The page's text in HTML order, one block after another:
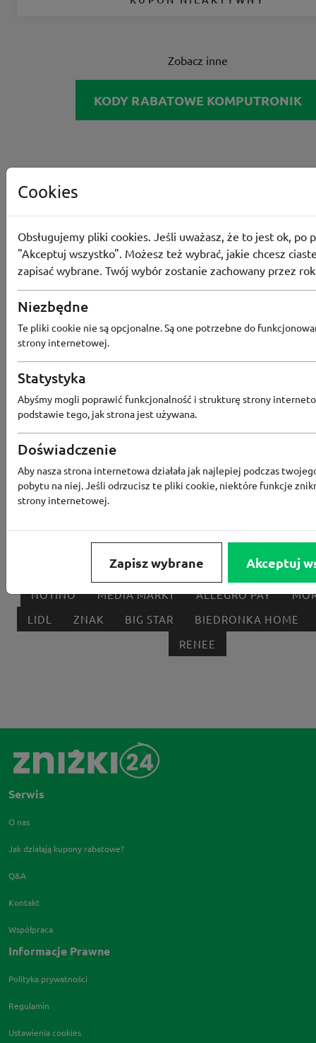
Zobacz inne
KODY RABATOWE KOMPUTRONIK
Popularne sklepy
RTV EURO AGD MODIVO HEBE
MEDIA EXPERT
EOBUWIE
KOMPUTRONIK
LOUNGE BY ZALANDO
ALLEGRO
HOMLA
ANSWEAR 4F OLEOLE!
NOTINO
MEDIA MARKT ALLEGRO PAY
LIDL
ZNAK BIG STAR
BIEDRONKA HOME
RENEE
Serwis
O nas
Jak działają kupony rabatowe?
Q&A
Kontakt
Współpraca
Informacje Prawne
Polityka prywatności
Regulamin
Ustawienia cookies
Cookies
Obsługujemy pliki cookies. Jeśli uważasz, że to jest ok, po
"Akceptuj wszystko". Możesz też wybrać, jakie chcesz
zapisać wybrane. Twój wybór zostanie zachowany przez
Niezbędne
Te pliki cookie nie są opcjonalne. Są one potrzebne do
strony internetowej.
Statystyka
Abyśmy mogli poprawić funkcjonalność i strukturę strony
podstawie tego, jak strona jest używana.
Doświadczenie
Aby nasza strona internetowa działała jak najlepiej podczas
pobytu na niej. Jeśli odrzucisz te pliki cookie, niektóre funkcje
strony internetowej.
Zapisz wybrane Akceptuj